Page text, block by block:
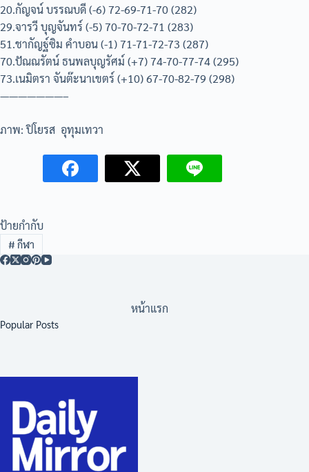
20.กัญจน์ บรรณบดี (-6) 72-69-71-70 (282)
29.จารวี บุญจันทร์ (-5) 70-70-72-71 (283)
51.ชากัญฐ์ซิม คำบอน (-1) 71-71-72-73 (287)
70.ปัณณรัตน์ ธนพลบุญรัศม์ (+7) 74-70-77-74 (295)
73.เนมิตรา จันต๊ะนาเขตร์ (+10) 67-70-82-79 (298)
———————–
ภาพ: ปิโยรส อุทุมเทวา
ป้ายกำกับ
# กีฬา
หน้าแรก
Popular Posts